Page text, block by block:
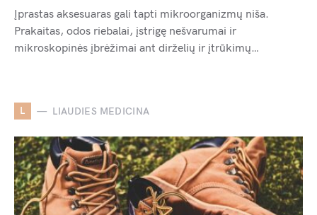
Įprastas aksesuaras gali tapti mikroorganizmų niša.
Prakaitas, odos riebalai, įstrigę nešvarumai ir
mikroskopinės įbrėžimai ant dirželių ir įtrūkimų…
L LIAUDIES MEDICINA